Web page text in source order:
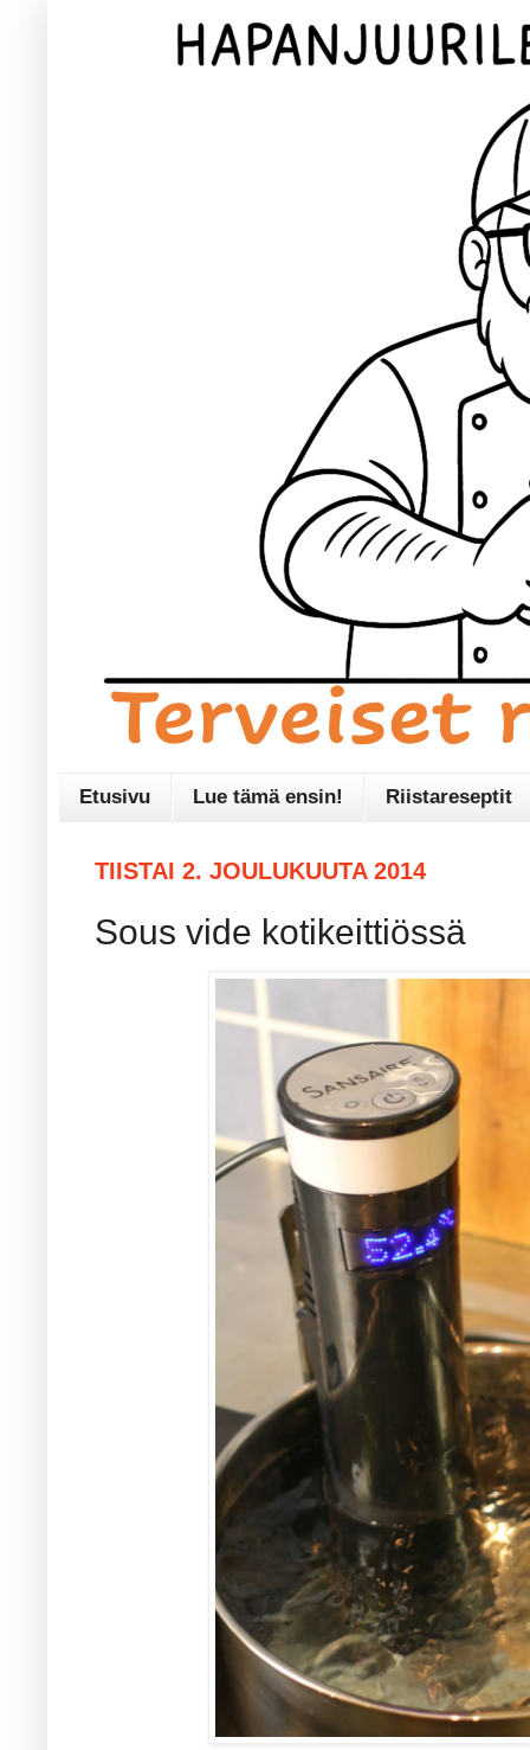
Etusivu Lue tämä ensin! Riistareseptit
TIISTAI 2. JOULUKUUTA 2014
Sous vide kotikeittiössä